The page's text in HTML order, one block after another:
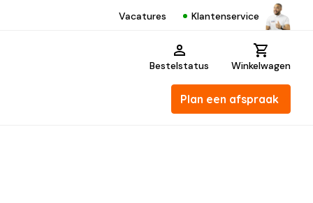
Vacatures Klantenservice
Bestelstatus Winkelwagen
Plan een afspraak